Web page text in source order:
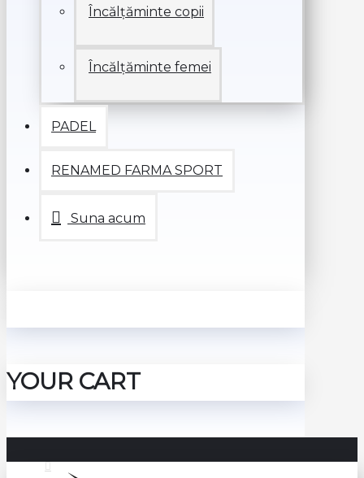
Încălțăminte copii
Încălțăminte femei
PADEL
RENAMED FARMA SPORT
Suna acum
YOUR CART